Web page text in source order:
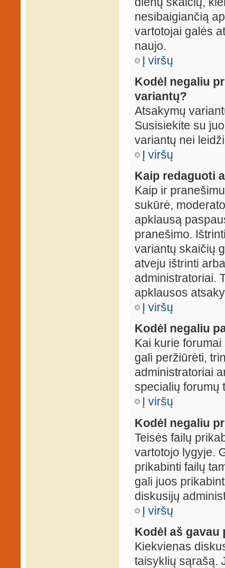
nesibaigiančią
vartotojai galės
naujo.
Į viršų
Kodėl negaliu
variantų?
Atsakymų
Susisiekite su
variantų nei
Į viršų
Kaip redaguoti
Kaip ir
sukūrė,
apklausą
pranešimo.
variantų skaičių
atveju ištrinti
administratoriai.
apklausos
Į viršų
Kodėl negaliu
Kai kurie
gali peržiūrėti,
administratoriai
specialių forumų
Į viršų
Kodėl negaliu
Teisės failų
vartotojo lygyje.
prikabinti failų
gali juos
diskusijų
Į viršų
Kodėl aš gavau
Kiekvienas
taisyklių sąrašą.